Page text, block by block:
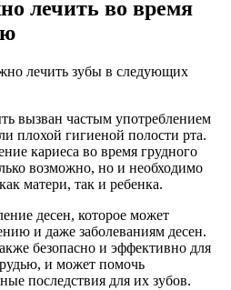
лечить во время
лечить зубы в следующих
вызван частым употреблением
плохой гигиеной полости рта.
кариеса во время грудного
возможно, но и необходимо
матери, так и ребенка.
десен, которое может
и даже заболеваниям десен.
безопасно и эффективно для
и может помочь
последствия для их зубов.